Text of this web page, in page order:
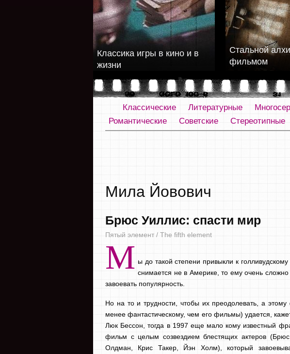
Классика игры в кино и в
жизни
Стальной
фильмом
Классические Литературные
Романтические
Советские Стереотипные
Мила Йовович
Брюс Уиллис: спасти мир
Пятый элемент / The fifth element
М ы до такой степени привыкли к
снимается не в Америке, то ему очень
завоевать популярность.
Но на то и трудности, чтобы их преодолевать, а этому
менее фантастическому, чем его фильмы) удается,
Люк Бессон, тогда в 1997 еще мало кому известный
фильм с целым созвездием блестящих актеров
Олдман, Крис Такер, Йэн Холм), который